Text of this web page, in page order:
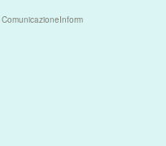
ComunicazioneInform